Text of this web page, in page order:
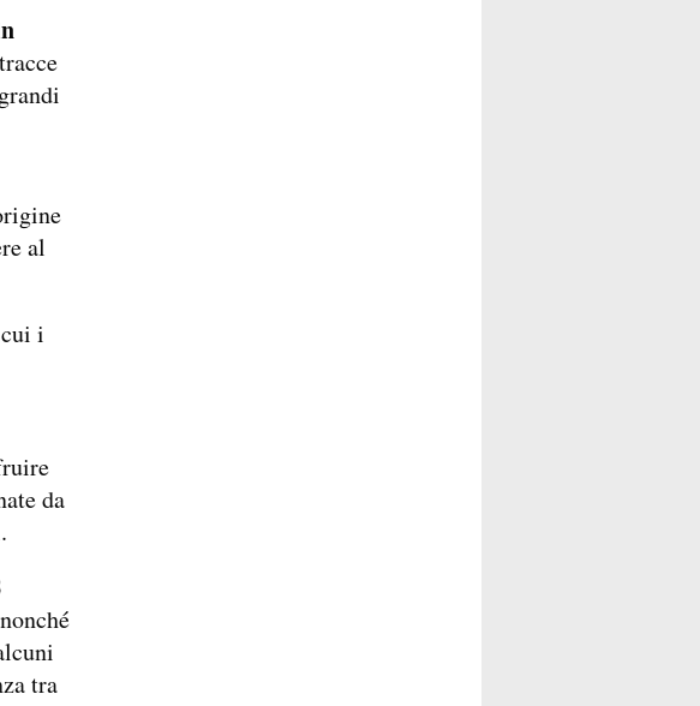
al
i
da
tra